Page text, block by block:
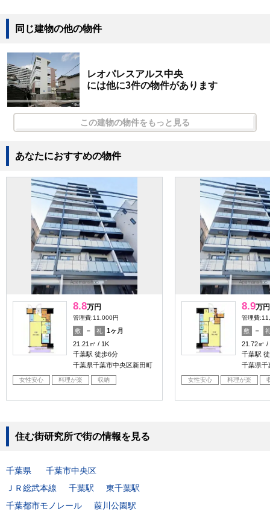
同じ建物の他の物件
レオパレスアルス中央
には他に3件の物件があります
この建物の物件をもっと見る
あなたにおすすめの物件
8.8万円
管理費:11,000円
敷 － 礼
1ヶ月
21.21㎡
1K
千葉駅 徒歩6分
千葉県千葉市中央区新田町
女性安心 料理が楽 収納
8.9万円
管理費
敷 －
21.72㎡
千葉駅
千葉県千
女性安心 料理が楽
住む街研究所で街の情報を見る
千葉県
千葉市中央区
ＪＲ総武本線
千葉駅
東千葉駅
千葉都市モノレール
葭川公園駅